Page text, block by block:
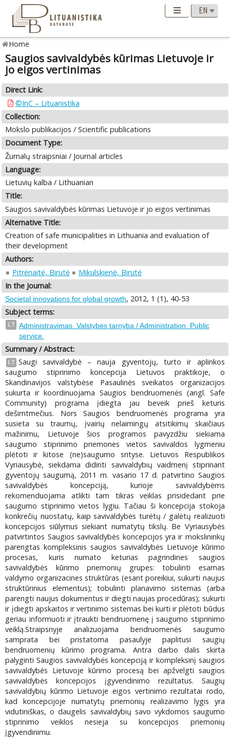
Home
Saugios savivaldybės kūrimas Lietuvoje ir
jo eigos vertinimas
Direct Link:
©InC – Lituanistika
Collection:
Mokslo publikacijos / Scientific publications
Document Type:
Žurnalų straipsniai / Journal articles
Language:
Lietuvių kalba / Lithuanian
Title:
Saugios savivaldybės kūrimas Lietuvoje ir jo eigos vertinimas
Alternative Title:
Creation of safe municipalities in Lithuania and evaluation of
their development
Authors:
Pitrėnaitė, Birutė
Mikulskienė, Birutė
In the Journal:
Societal innovations for global growth, 2012, 1 (1), 40-53
Subject terms:
LT
Administravimas. Valstybės tarnyba / Administration. Public
service.
Summary / Abstract:
LT Saugi savivaldybė – nauja gyventojų, turto ir aplinkos
saugumo stiprinimo koncepcija Lietuvos praktikoje, o
Skandinavijos valstybėse Pasaulinės sveikatos organizacijos
sukurta ir koordinuojama Saugios bendruomenės (angl. Safe
Community) programa įdiegta jau beveik prieš keturis
dešimtmečius. Nors Saugios bendruomenės programa yra
susieta su traumų, įvairių nelaimingų atsitikimų skaičiaus
mažinimu, Lietuvoje šios programos pavyzdžiu siekiama
saugumo stiprinimo priemones vietos savivaldos lygmeniu
plėtoti ir kitose (ne)saugumo srityse. Lietuvos Respublikos
Vyriausybė, siekdama didinti savivaldybių vaidmenį stiprinant
gyventojų saugumą, 2011 m. vasario 17 d. patvirtino Saugios
savivaldybės koncepciją, kurioje savivaldybėms
rekomenduojama atlikti tam tikras veiklas prisidedant prie
saugumo stiprinimo vietos lygiu. Tačiau ši koncepcija stokoja
konkrečių nuostatų, kaip savivaldybės turėtų / galėtų realizuoti
koncepcijos siūlymus siekiant numatytų tikslų. Be Vyriausybės
patvirtintos Saugios savivaldybės koncepcijos yra ir mokslininkų
parengtas kompleksinis saugios savivaldybės Lietuvoje kūrimo
procesas, kuris numato keturias pagrindines saugios
savivaldybės kūrimo priemonių grupes: tobulinti esamas
valdymo organizacines struktūras (esant poreikiui, sukurti naujus
struktūrinius elementus); tobulinti planavimo sistemas (arba
parengti naujus dokumentus ir diegti naujas procedūras); sukurti
ir įdiegti apskaitos ir vertinimo sistemas bei kurti ir plėtoti būdus
geriau informuoti ir įtraukti bendruomenę į saugumo stiprinimo
veiklą.Straipsnyje analizuojama bendruomenės saugumo
samprata bei pristatoma pasaulyje paplitusi saugių
bendruomenių kūrimo programa. Antra darbo dalis skirta
palyginti Saugios savivaldybės koncepciją ir kompleksinį saugios
savivaldybės Lietuvoje kūrimo procesą bei apžvelgti saugios
savivaldybės koncepcijos įgyvendinimo rezultatus. Saugių
savivaldybių kūrimo Lietuvoje eigos vertinimo rezultatai rodo,
kad koncepcijoje numatytų priemonių realizavimo lygis yra
vidutiniškas, o daugelis savivaldybių savo vykdomos saugumo
stiprinimo veiklos nesieja su koncepcijos priemonių
įgyvendinimu.